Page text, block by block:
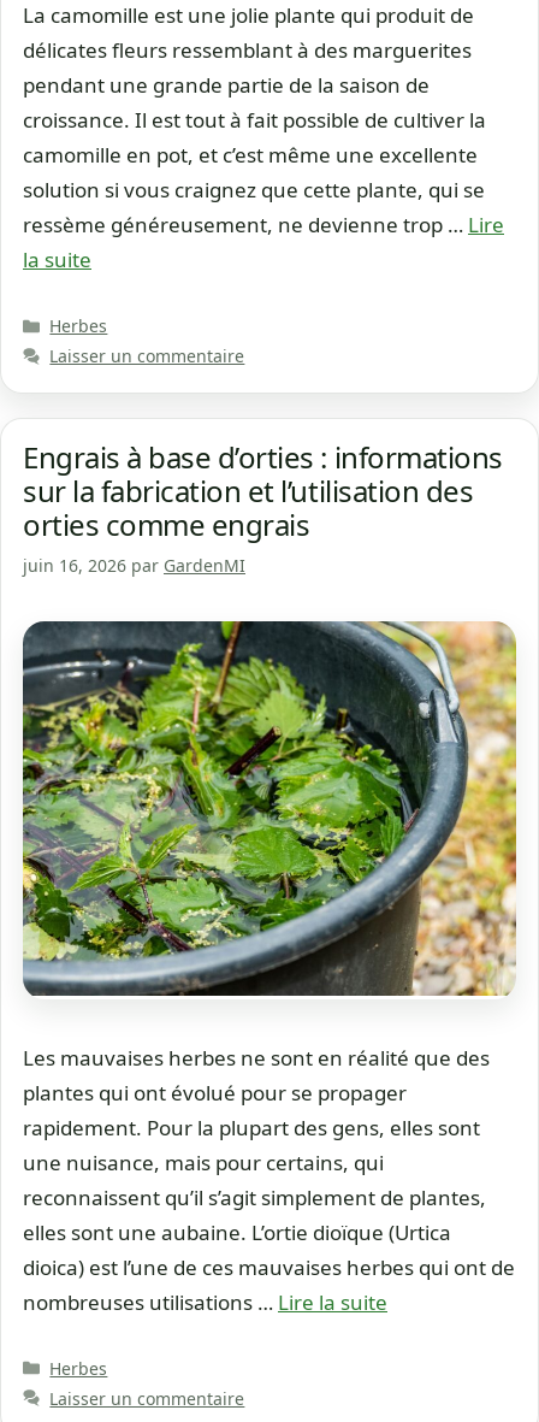
La camomille est une jolie plante qui produit de
délicates fleurs ressemblant à des marguerites
pendant une grande partie de la saison de
croissance. Il est tout à fait possible de cultiver la
camomille en pot, et c’est même une excellente
solution si vous craignez que cette plante, qui se
ressème généreusement, ne devienne trop … Lire
la suite
Catégories
Herbes
Laisser un commentaire
Engrais à base d’orties : informations
sur la fabrication et l’utilisation des
orties comme engrais
juin 16, 2026 par GardenMI
Les mauvaises herbes ne sont en réalité que des
plantes qui ont évolué pour se propager
rapidement. Pour la plupart des gens, elles sont
une nuisance, mais pour certains, qui
reconnaissent qu’il s’agit simplement de plantes,
elles sont une aubaine. L’ortie dioïque (Urtica
dioica) est l’une de ces mauvaises herbes qui ont de
nombreuses utilisations … Lire la suite
Catégories
Herbes
Laisser un commentaire